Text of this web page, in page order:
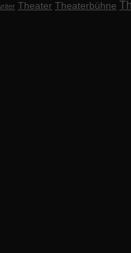
Theater Theaterbühne